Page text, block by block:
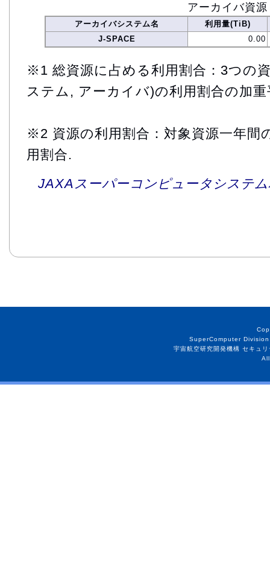
アーカイバ資源
アーカイバシステム名
利用量(TiB)
J-SPACE
0.00
※1 総資源に占める利用割合：3つの
ステム, アーカイバ)の利用割合の加重
※2 資源の利用割合：対象資源一年間
用割合.
JAXAスーパーコンピュータシステ
SuperComputer
宇宙航空研究開発機構 セキュ